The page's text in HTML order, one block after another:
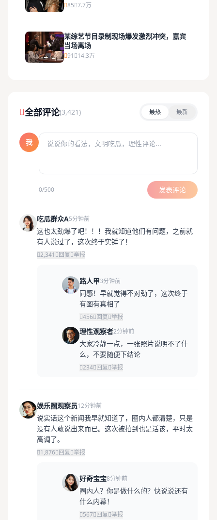
85 7.7万
某综艺节目录制现场爆发激烈冲突，嘉宾
当场离场
91 14.3万
全部评论(3,421) 最热 最新
我
0/500 发表评论
吃瓜群众A5分钟前
这也太劲爆了吧！！！我就知道他们有问题，之前就
有人说过了，这次终于实锤了！
2,341 回复 举报
路人甲3分钟前
同感！早就觉得不对劲了，这次终于
有图有真相了
456 回复 举报
理性观察者2分钟前
大家冷静一点，一张照片说明不了什
么，不要随便下结论
234 回复 举报
娱乐圈观察员12分钟前
说实话这个新闻我早就知道了，圈内人都清楚，只是
没有人敢说出来而已。这次被拍到也是活该，平时太
高调了。
1,876 回复 举报
好奇宝宝8分钟前
圈内人？你是做什么的？快说说还有
什么内幕！
567 回复 举报